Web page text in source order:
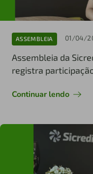
ASSEMBLEIA 01/04/
Assembleia da
registra
Continuar lendo